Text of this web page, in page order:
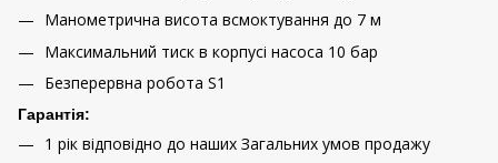
Манометрична висота всмоктування до 7 м
Максимальний тиск в корпусі насоса 10 бар
Безперервна робота S1
Гарантія:
1 рік відповідно до наших Загальних умов продажу